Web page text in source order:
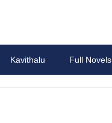
Kavithalu Full Novels